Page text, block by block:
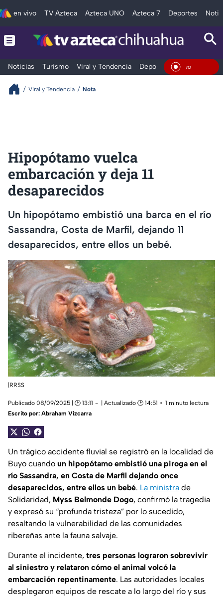
en vivo TV Azteca Azteca UNO Azteca 7 Deportes
Noticias Turismo Viral y Tendencia Deportes Espectáculos
En Vivo
Viral y Tendencia Nota
Hipopótamo vuelca
embarcación y deja 11
desaparecidos
Un hipopótamo embistió una barca en el río
Sassandra, Costa de Marfil, dejando 11
desaparecidos, entre ellos un bebé.
|RRSS
Publicado 08/09/2025 | 🕑 13:11 | Actualizado 🕑 14:51
1 minuto lectura
Escrito por: Abraham Vizcarra
Un trágico accidente fluvial se registró en la localidad de
Buyo cuando un hipopótamo embistió una piroga en el
río Sassandra, en Costa de Marfil dejando once
desaparecidos, entre ellos un bebé. La ministra de
Solidaridad, Myss Belmonde Dogo, confirmó la tragedia
y expresó su “profunda tristeza” por lo sucedido,
resaltando la vulnerabilidad de las comunidades
ribereñas ante la fauna salvaje.
Durante el incidente, tres personas lograron sobrevivir
al siniestro y relataron cómo el animal volcó la
embarcación repentinamente. Las autoridades locales
desplegaron equipos de rescate a lo largo del río y sus